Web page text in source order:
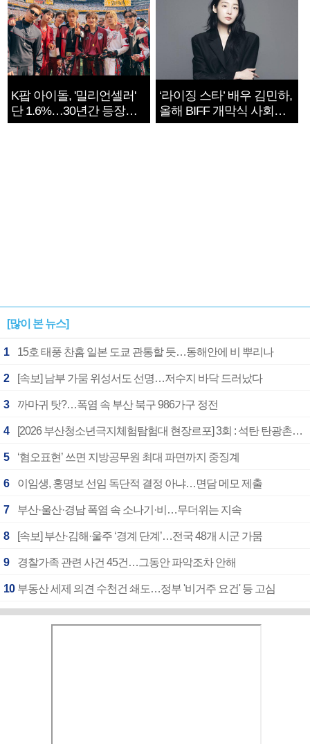
K팝 아이돌, '밀리언셀러'
단 1.6%…30년간 등장
1182개팀 전수조사
‘라이징 스타’ 배우 김민하,
올해 BIFF 개막식 사회자
확정
[많이 본 뉴스]
1 15호 태풍 찬홈 일본 도쿄 관통할 듯…동해안에 비 뿌리나
2 [속보] 남부 가뭄 위성서도 선명…저수지 바닥 드러났다
3 까마귀 탓?…폭염 속 부산 북구 986가구 정전
4 [2026 부산청소년극지체험탐험대 현장르포] 3회 : 석탄 탄광촌에서 북극 연구의 중심지로
5 ‘혐오표현’ 쓰면 지방공무원 최대 파면까지 중징계
6 이임생, 홍명보 선임 독단적 결정 아냐…면담 메모 제출
7 부산·울산·경남 폭염 속 소나기·비…무더위는 지속
8 [속보] 부산·김해·울주 ‘경계 단계’…전국 48개 시군 가뭄
9 경찰가족 관련 사건 45건…그동안 파악조차 안해
10 부동산 세제 의견 수천건 쇄도…정부 '비거주 요건' 등 고심